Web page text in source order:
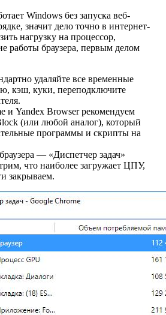
Windows без запуска веб-
значит дело точно в интернет-
нагрузку на процессор,
работы браузера, первым делом
удаляйте все временные
кэш, куки, переподключите
и Yandex Browser рекомендуем
(или любой аналог), который
программы и скрипты на
— «Диспетчер задач»
что наиболее загружает ЦПУ,
закрываем.